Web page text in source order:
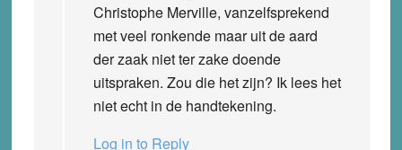
Christophe Merville, vanzelfsprekend
met veel ronkende maar uit de aard
der zaak niet ter zake doende
uitspraken. Zou die het zijn? Ik lees het
niet echt in de handtekening.
Log in to Reply